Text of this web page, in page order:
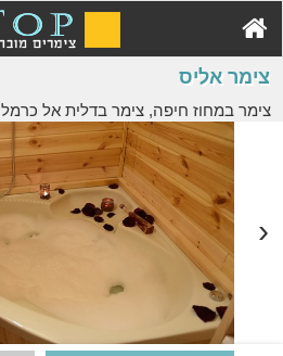
צימר אליס
צימר במחוז חיפה, צימר בדלית אל כרמל